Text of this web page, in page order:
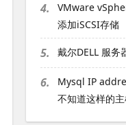
4.
VMware
添加iSCSI存储
5. 戴尔DELL 服务
6.
Mysql IP
不知道这样的